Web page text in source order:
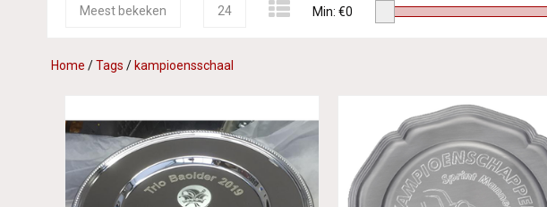
GA TERUG
Meest bekeken 24 Min: €0
Home /Tags / kampioensschaal